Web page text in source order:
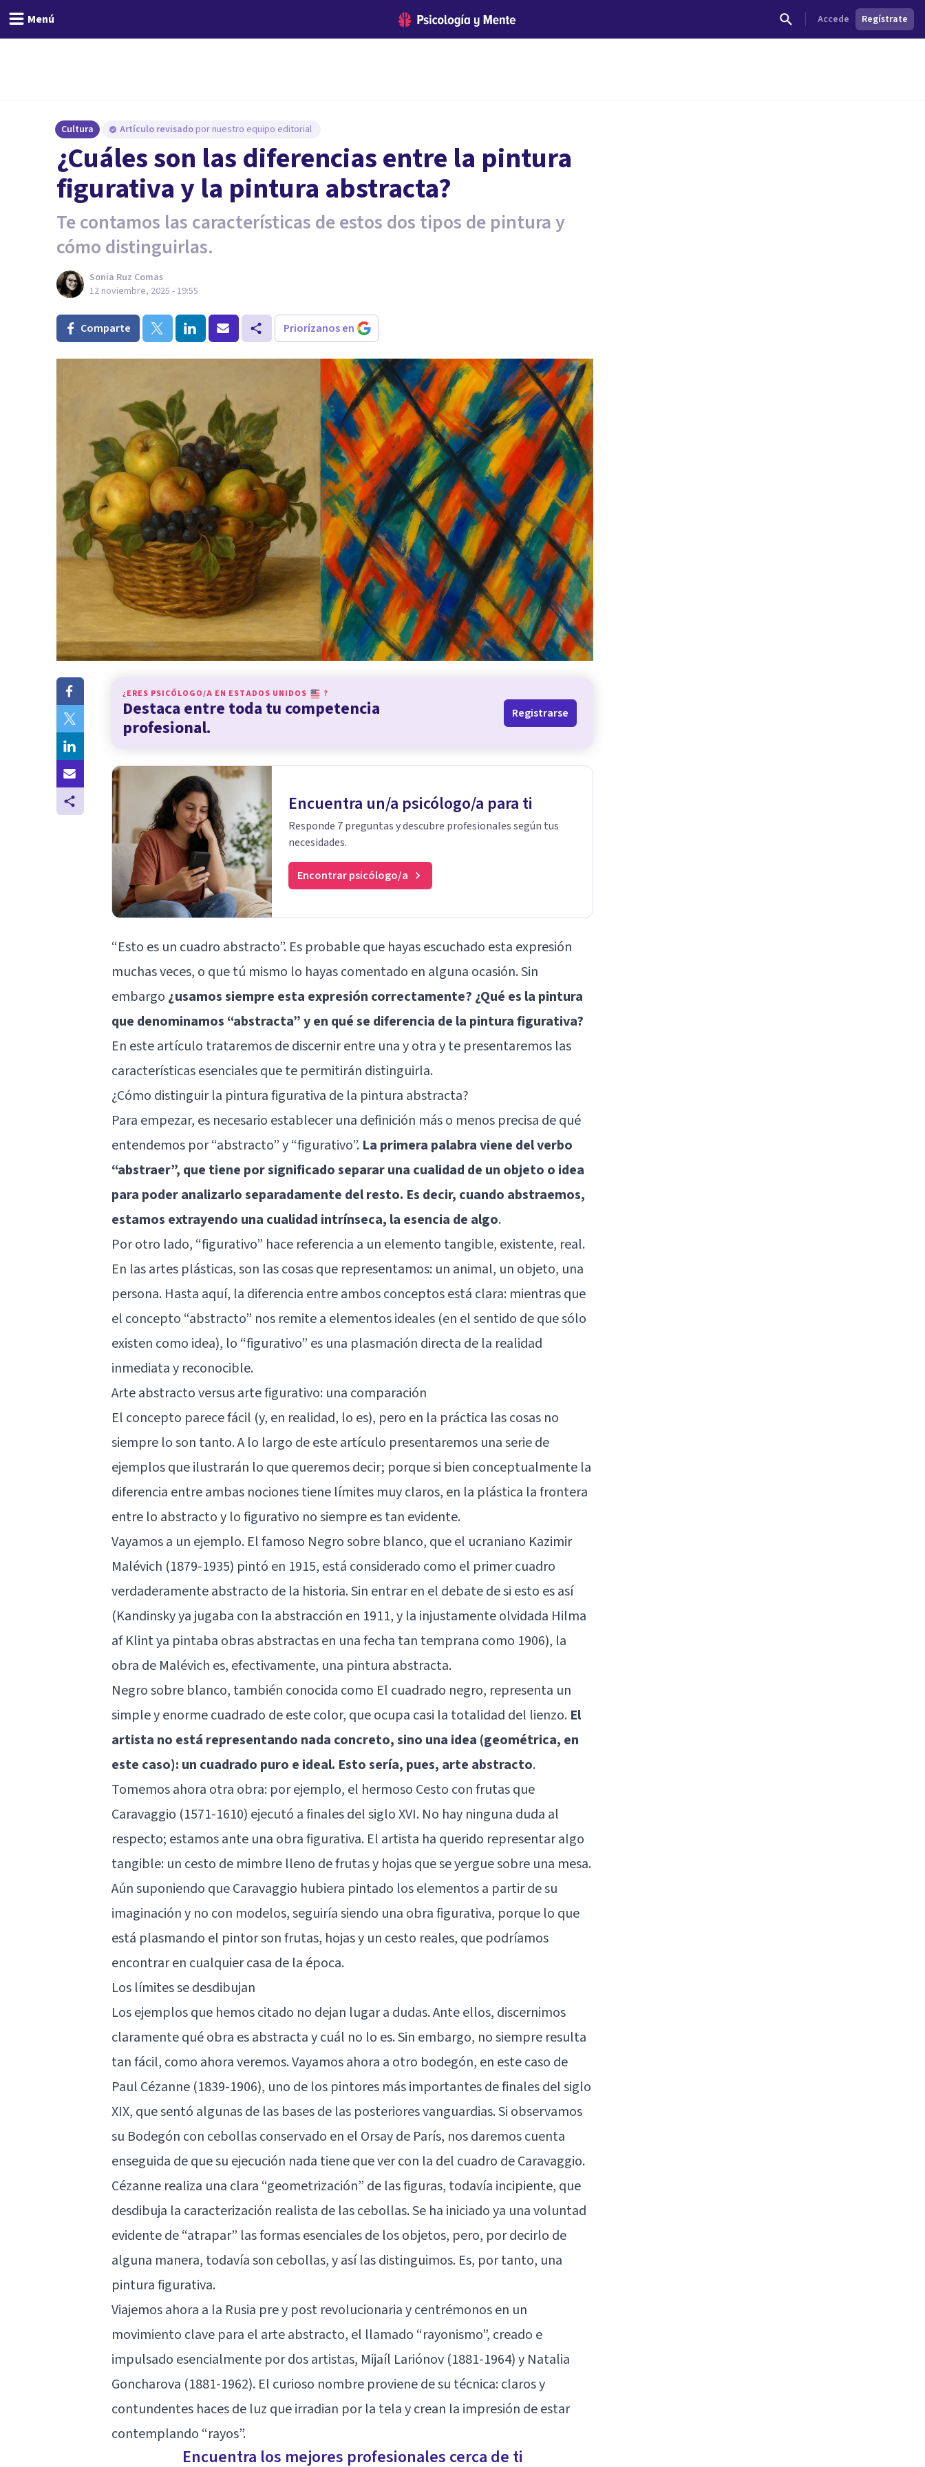
Menú Accede Regístrate
Cultura Artículo revisado por nuestro equipo editorial
¿Cuáles son las diferencias entre la pintura
figurativa y la pintura abstracta?
Te contamos las características de estos dos tipos de pintura y
cómo distinguirlas.
Sonia Ruz Comas
12 noviembre, 2025 - 19:55
Comparte Priorízanos en
¿ERES PSICÓLOGO/A EN ESTADOS UNIDOS ?
Destaca entre toda tu competencia
profesional.
Registrarse
Encuentra un/a psicólogo/a para ti
Responde 7 preguntas y descubre profesionales según tus
necesidades.
Encontrar psicólogo/a
“Esto es un cuadro abstracto”. Es probable que hayas escuchado esta expresión
muchas veces, o que tú mismo lo hayas comentado en alguna ocasión. Sin
embargo ¿usamos siempre esta expresión correctamente? ¿Qué es la pintura
que denominamos “abstracta” y en qué se diferencia de la pintura figurativa?
En este artículo trataremos de discernir entre una y otra y te presentaremos las
características esenciales que te permitirán distinguirla.
¿Cómo distinguir la pintura figurativa de la pintura abstracta?
Para empezar, es necesario establecer una definición más o menos precisa de qué
entendemos por “abstracto” y “figurativo”. La primera palabra viene del verbo
“abstraer”, que tiene por significado separar una cualidad de un objeto o idea
para poder analizarlo separadamente del resto. Es decir, cuando abstraemos,
estamos extrayendo una cualidad intrínseca, la esencia de algo.
Por otro lado, “figurativo” hace referencia a un elemento tangible, existente, real.
En las artes plásticas, son las cosas que representamos: un animal, un objeto, una
persona. Hasta aquí, la diferencia entre ambos conceptos está clara: mientras que
el concepto “abstracto” nos remite a elementos ideales (en el sentido de que sólo
existen como idea), lo “figurativo” es una plasmación directa de la realidad
inmediata y reconocible.
Arte abstracto versus arte figurativo: una comparación
El concepto parece fácil (y, en realidad, lo es), pero en la práctica las cosas no
siempre lo son tanto. A lo largo de este artículo presentaremos una serie de
ejemplos que ilustrarán lo que queremos decir; porque si bien conceptualmente la
diferencia entre ambas nociones tiene límites muy claros, en la plástica la frontera
entre lo abstracto y lo figurativo no siempre es tan evidente.
Vayamos a un ejemplo. El famoso Negro sobre blanco, que el ucraniano Kazimir
Malévich (1879-1935) pintó en 1915, está considerado como el primer cuadro
verdaderamente abstracto de la historia. Sin entrar en el debate de si esto es así
(Kandinsky ya jugaba con la abstracción en 1911, y la injustamente olvidada Hilma
af Klint ya pintaba obras abstractas en una fecha tan temprana como 1906), la
obra de Malévich es, efectivamente, una pintura abstracta.
Negro sobre blanco, también conocida como El cuadrado negro, representa un
simple y enorme cuadrado de este color, que ocupa casi la totalidad del lienzo. El
artista no está representando nada concreto, sino una idea (geométrica, en
este caso): un cuadrado puro e ideal. Esto sería, pues, arte abstracto.
Tomemos ahora otra obra: por ejemplo, el hermoso Cesto con frutas que
Caravaggio (1571-1610) ejecutó a finales del siglo XVI. No hay ninguna duda al
respecto; estamos ante una obra figurativa. El artista ha querido representar algo
tangible: un cesto de mimbre lleno de frutas y hojas que se yergue sobre una mesa.
Aún suponiendo que Caravaggio hubiera pintado los elementos a partir de su
imaginación y no con modelos, seguiría siendo una obra figurativa, porque lo que
está plasmando el pintor son frutas, hojas y un cesto reales, que podríamos
encontrar en cualquier casa de la época.
Los límites se desdibujan
Los ejemplos que hemos citado no dejan lugar a dudas. Ante ellos, discernimos
claramente qué obra es abstracta y cuál no lo es. Sin embargo, no siempre resulta
tan fácil, como ahora veremos. Vayamos ahora a otro bodegón, en este caso de
Paul Cézanne (1839-1906), uno de los pintores más importantes de finales del siglo
XIX, que sentó algunas de las bases de las posteriores vanguardias. Si observamos
su Bodegón con cebollas conservado en el Orsay de París, nos daremos cuenta
enseguida de que su ejecución nada tiene que ver con la del cuadro de Caravaggio.
Cézanne realiza una clara “geometrización” de las figuras, todavía incipiente, que
desdibuja la caracterización realista de las cebollas. Se ha iniciado ya una voluntad
evidente de “atrapar” las formas esenciales de los objetos, pero, por decirlo de
alguna manera, todavía son cebollas, y así las distinguimos. Es, por tanto, una
pintura figurativa.
Viajemos ahora a la Rusia pre y post revolucionaria y centrémonos en un
movimiento clave para el arte abstracto, el llamado “rayonismo”, creado e
impulsado esencialmente por dos artistas, Mijaíl Lariónov (1881-1964) y Natalia
Goncharova (1881-1962). El curioso nombre proviene de su técnica: claros y
contundentes haces de luz que irradian por la tela y crean la impresión de estar
contemplando “rayos”.
Encuentra los mejores profesionales cerca de ti